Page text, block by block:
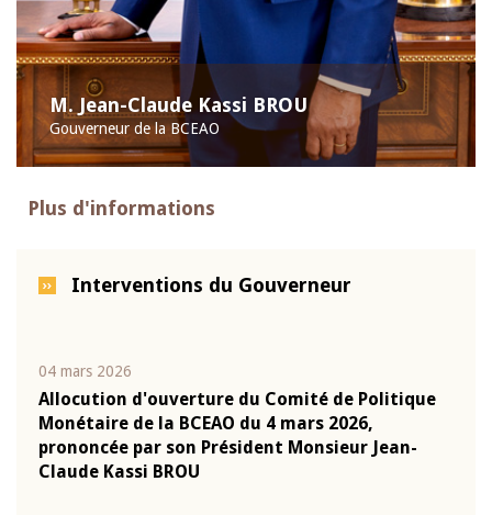
M. Jean-Claude Kassi BROU
Gouverneur de la BCEAO
Plus d'informations
Interventions du Gouverneur
04 mars 2026
Allocution d'ouverture du Comité de Politique
Monétaire de la BCEAO du 4 mars 2026,
prononcée par son Président Monsieur Jean-
Claude Kassi BROU